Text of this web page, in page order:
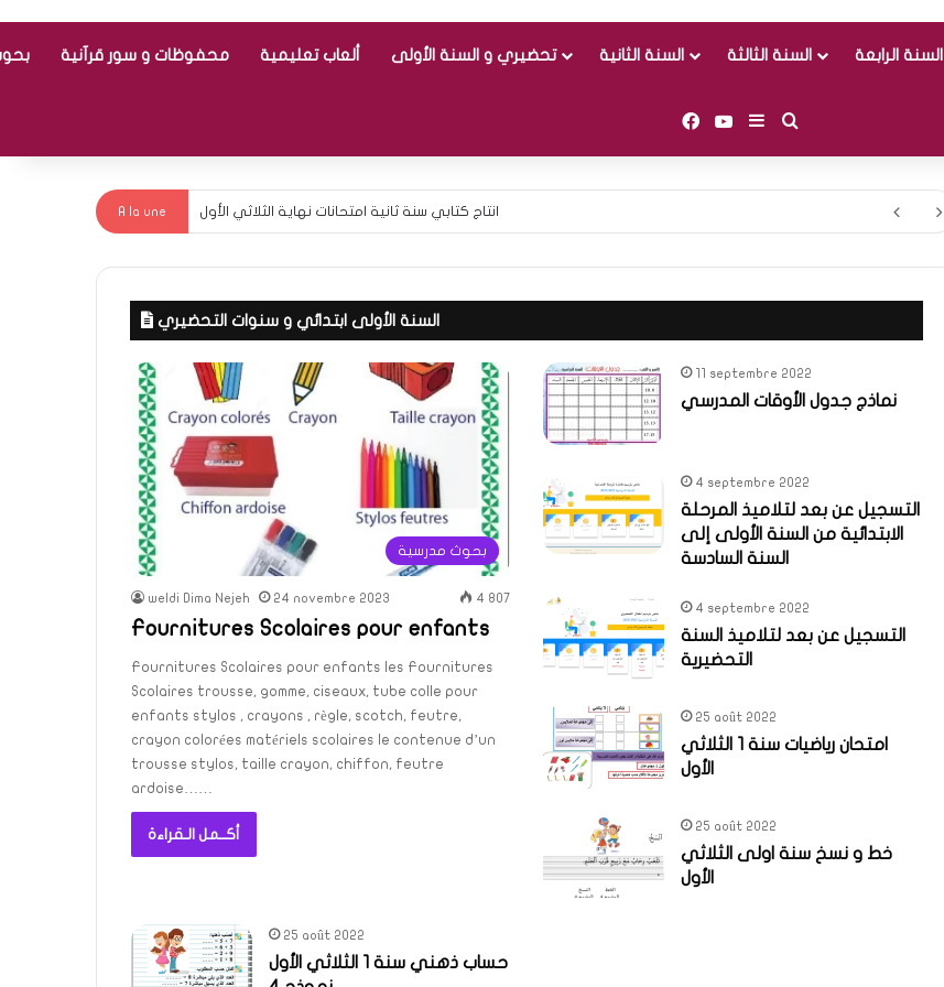
محفوظات و سور قرآنية ألعاب تعليمية تحضيري و السنة الأولى السنة الثانية السنة الثالثة السنة الرابعة
FacebookYouTubeSidebar (barre latérale)
A la une رياضيات سنة أولى مع الإصلاح ـ الثلاثي الاول
السنة الأولى ابتدائي و سنوات التحضيري
بحوث مدرسية
weldi Dima Nejeh 24 novembre 2023 4 807
Fournitures Scolaires pour enfants
Fournitures Scolaires pour enfants les Fournitures
Scolaires trousse, gomme, ciseaux, tube colle pour
enfants stylos , crayons , règle, scotch, feutre,
crayon colorées matériels scolaires le contenue d’un
trousse stylos, taille crayon, chiffon, feutre
ardoise……
أكــمل الـقراءة
11 septembre 2022
نماذج جدول الأوقات المدرسي
4 septembre 2022
التسجيل عن بعد لتلاميذ المرحلة
الابتدائية من السنة الأولى إلى
السنة السادسة
4 septembre 2022
التسجيل عن بعد لتلاميذ السنة
التحضيرية
25 août 2022
امتحان رياضيات سنة 1 الثلاثي
الأول
25 août 2022
خط و نسخ سنة اولى الثلاثي
الأول
25 août 2022
حساب ذهني سنة 1 الثلاثي الأول